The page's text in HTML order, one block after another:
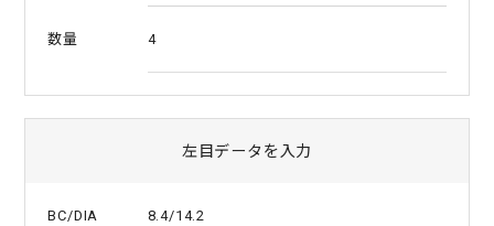
数量 4
左目データを入力
BC/DIA 8.4/14.2